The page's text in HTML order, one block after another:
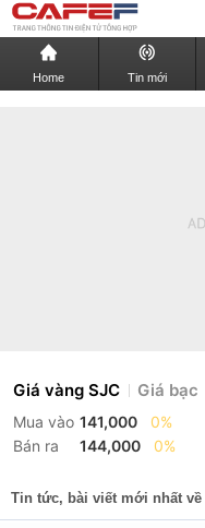
Home Tin mới
Giá vàng SJC Giá bạc
Mua vào 141,000
0%
Bán ra
144,000 0%
Tin tức, bài viết mới nhất về